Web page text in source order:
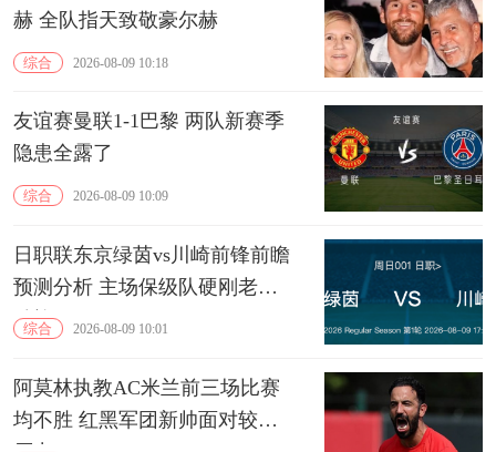
赫 全队指天致敬豪尔赫
综合 2026-08-09 10:18
友谊赛曼联1-1巴黎 两队新赛季
隐患全露了
综合 2026-08-09 10:09
日职联东京绿茵vs川崎前锋前瞻
预测分析 主场保级队硬刚老牌
劲旅
综合 2026-08-09 10:01
阿莫林执教AC米兰前三场比赛
均不胜 红黑军团新帅面对较大